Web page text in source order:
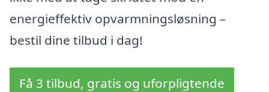
energieffektiv opvarmningsløsning –
bestil dine tilbud i dag!
Få 3 tilbud, gratis og uforpligtende